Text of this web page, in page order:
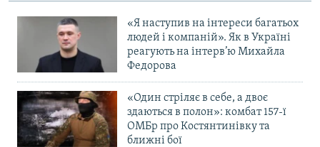
«Я наступив на інтереси багатьох
людей і компаній». Як в Україні
реагують на інтерв’ю Михайла
Федорова
«Один стріляє в себе, а двоє
здаються в полон»: комбат 157-ї
ОМБр про Костянтинівку та
ближні бої